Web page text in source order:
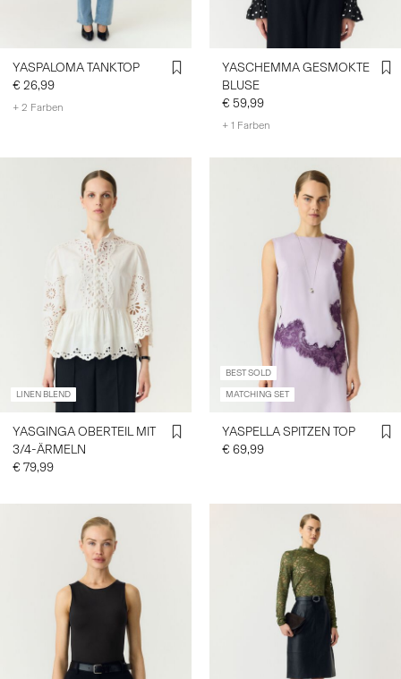
YASPALOMA TANKTOP
€ 26,99
+ 2 Farben
YASCHEMMA GESMOKTE
BLUSE
€ 59,99
+ 1 Farben
LINEN BLEND
YASGINGA OBERTEIL MIT
3/4-ÄRMELN
€ 79,99
BEST SOLD
MATCHING SET
YASPELLA SPITZEN TOP
€ 69,99